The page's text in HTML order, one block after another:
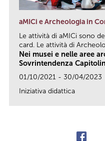
aMICi e Archeologia in
Le attività di aMICi sono
card. Le attività di
Nei musei e nelle aree
Sovrintendenza
01/10/2021 - 30/04/2023
Iniziativa didattica